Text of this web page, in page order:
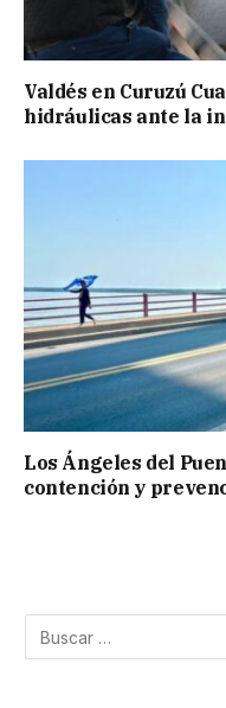
Valdés en Curuzú
hidráulicas ante la
Los Ángeles del
contención y